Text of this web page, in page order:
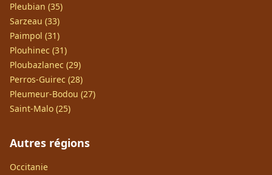
Pleubian (35)
Sarzeau (33)
Paimpol (31)
Plouhinec (31)
Ploubazlanec (29)
Perros-Guirec (28)
Pleumeur-Bodou (27)
Saint-Malo (25)
Autres régions
Occitanie